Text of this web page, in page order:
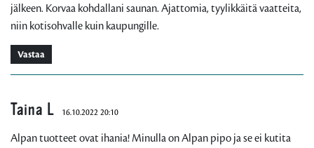
jälkeen. Korvaa kohdallani saunan. Ajattomia, tyylikkäitä vaatteita,
niin kotisohvalle kuin kaupungille.
Vastaa
Taina L 16.10.2022 20:10
Alpan tuotteet ovat ihania! Minulla on Alpan pipo ja se ei kutita